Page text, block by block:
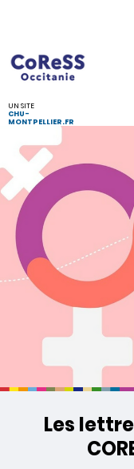
UN SITE
CHU-
MONTPELLIER.FR
Les